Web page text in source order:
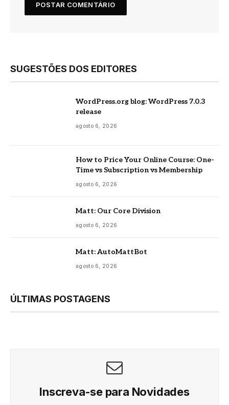
SUGESTÕES DOS EDITORES
WordPress.org blog: WordPress 7.0.3
release
agosto 6, 2026
How to Price Your Online Course: One-
Time vs Subscription vs Membership
agosto 6, 2026
Matt: Our Core Division
agosto 6, 2026
Matt: AutoMattBot
agosto 6, 2026
ÚLTIMAS POSTAGENS
Inscreva-se para Novidades